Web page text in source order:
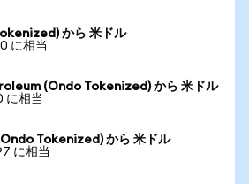
から 米ドル
に相当
(Ondo Tokenized) から 米ドル
に相当
Tokenized) から 米ドル
に相当